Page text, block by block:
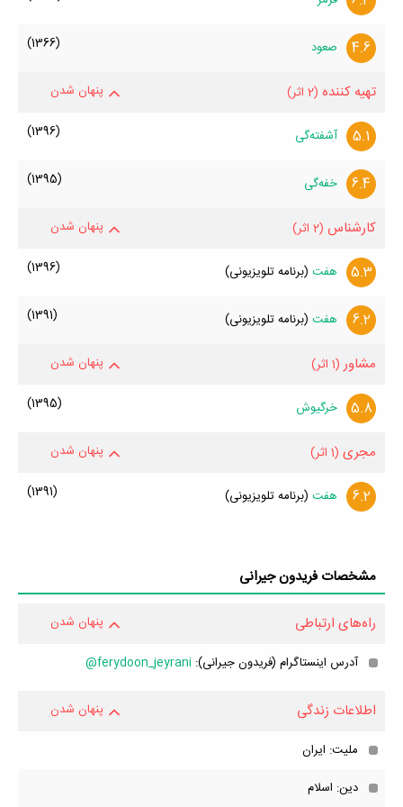
4.6 صعود (1366)
تهیه کننده (2 اثر) پنهان شدن
5.1 آشفته‌گی (1396)
6.4 خفه‌گی (1395)
کارشناس (2 اثر) پنهان شدن
5.3 هفت (برنامه تلویزیونی) (1396)
6.2 هفت (برنامه تلویزیونی) (1391)
مشاور (1 اثر) پنهان شدن
5.8 خرگیوش (1395)
مجری (1 اثر) پنهان شدن
6.2 هفت (برنامه تلویزیونی) (1391)
مشخصات فریدون جیرانی
راه‌های ارتباطی پنهان شدن
آدرس اینستاگرام (فریدون جیرانی): ferydoon_jeyrani@
اطلاعات زندگی پنهان شدن
ملیت: ایران
دین: اسلام